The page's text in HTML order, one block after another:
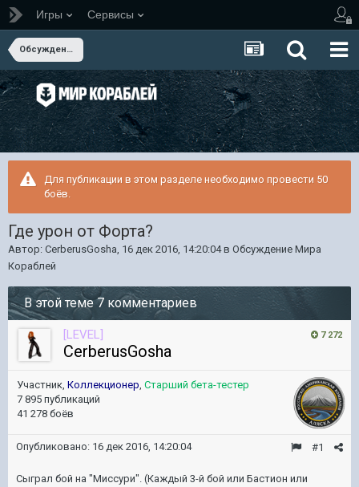
Игры Сервисы
Обсуждение Мира Кораблей
Для публикации в этом разделе необходимо провести 50
боёв.
Где урон от Форта?
Автор: CerberusGosha, 16 дек 2016, 14:20:04в Обсуждение Мира
Кораблей
В этой теме 7 комментариев
7 272
[LEVEL]
CerberusGosha
Участник, Коллекционер, Старший бета-тестер
7 895 публикаций
41 278 боёв
#1
Опубликовано: 16 дек 2016, 14:20:04
Сыграл бой на "Миссури". (Каждый 3-й бой или Бастион или